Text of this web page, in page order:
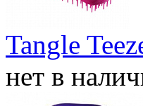
Tangle
нет в